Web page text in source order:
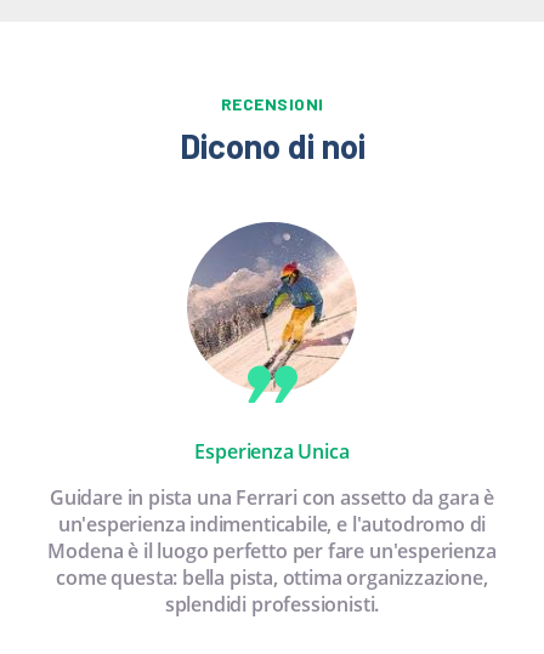
RECENSIONI
Dicono di noi
Esperienza Unica
Guidare in pista una Ferrari con assetto da gara è
un'esperienza indimenticabile, e l'autodromo di
Modena è il luogo perfetto per fare un'esperienza
come questa: bella pista, ottima organizzazione,
splendidi professionisti.